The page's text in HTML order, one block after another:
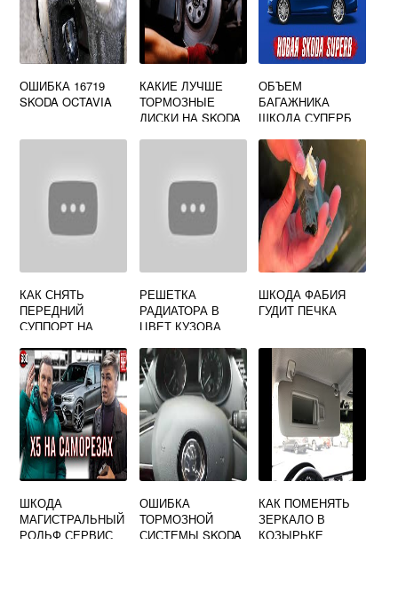
ОШИБКА 16719
SKODA OCTAVIA
КАКИЕ ЛУЧШЕ
ТОРМОЗНЫЕ
ДИСКИ НА SKODA
ОБЪЕМ
БАГАЖНИКА
ШКОДА СУПЕРБ
КАК СНЯТЬ
ПЕРЕДНИЙ
СУППОРТ НА
A5
РЕШЕТКА
РАДИАТОРА В
ЦВЕТ КУЗОВА
А5
ШКОДА ФАБИЯ
ГУДИТ ПЕЧКА
ШКОДА
МАГИСТРАЛЬНЫЙ
РОЛЬФ СЕРВИС
ОШИБКА
ТОРМОЗНОЙ
СИСТЕМЫ SKODA
КАК ПОМЕНЯТЬ
ЗЕРКАЛО В
КОЗЫРЬКЕ